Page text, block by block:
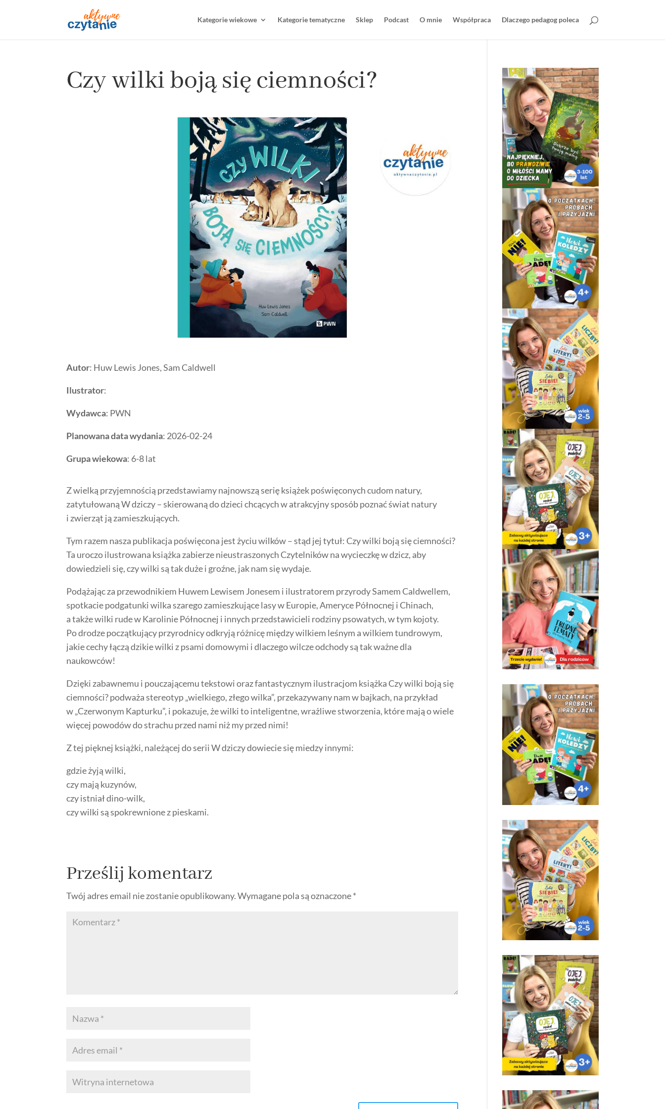
Kategorie wiekowe Kategorie tematyczne Sklep Podcast O mnie Współpraca Dlaczego pedagog poleca
Czy wilki boją się ciemności?
Autor: Huw Lewis Jones, Sam Caldwell
Ilustrator:
Wydawca: PWN
Planowana data wydania: 2026-02-24
Grupa wiekowa: 6-8 lat
Z wielką przyjemnością przedstawiamy najnowszą serię książek poświęconych cudom natury,
zatytułowaną W dziczy – skierowaną do dzieci chcących w atrakcyjny sposób poznać świat natury
i zwierząt ją zamieszkujących.
Tym razem nasza publikacja poświęcona jest życiu wilków – stąd jej tytuł: Czy wilki boją się ciemności?
Ta uroczo ilustrowana książka zabierze nieustraszonych Czytelników na wycieczkę w dzicz, aby
dowiedzieli się, czy wilki są tak duże i groźne, jak nam się wydaje.
Podążając za przewodnikiem Huwem Lewisem Jonesem i ilustratorem przyrody Samem Caldwellem,
spotkacie podgatunki wilka szarego zamieszkujące lasy w Europie, Ameryce Północnej i Chinach,
a także wilki rude w Karolinie Północnej i innych przedstawicieli rodziny psowatych, w tym kojoty.
Po drodze początkujący przyrodnicy odkryją różnicę między wilkiem leśnym a wilkiem tundrowym,
jakie cechy łączą dzikie wilki z psami domowymi i dlaczego wilcze odchody są tak ważne dla
naukowców!
Dzięki zabawnemu i pouczającemu tekstowi oraz fantastycznym ilustracjom książka Czy wilki boją się
ciemności? podważa stereotyp „wielkiego, złego wilka”, przekazywany nam w bajkach, na przykład
w „Czerwonym Kapturku”, i pokazuje, że wilki to inteligentne, wrażliwe stworzenia, które mają o wiele
więcej powodów do strachu przed nami niż my przed nimi!
Z tej pięknej książki, należącej do serii W dziczy dowiecie się miedzy innymi:
gdzie żyją wilki,
czy mają kuzynów,
czy istniał dino-wilk,
czy wilki są spokrewnione z pieskami.
Prześlij komentarz
Twój adres email nie zostanie opublikowany. Wymagane pola są oznaczone*